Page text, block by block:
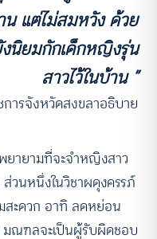
น แต่ไม่สมหวัง ด้วย
นิยมกักเด็กหญิงรุ่น
สาวไว้ในบ้าน ”
การจังหวัดสงขลาอธิบาย
ายามที่จะจำหญิงสาว
วนหนึ่งในวิชาผดุงครรภ์
สะดวก อาทิ ลดหย่อน
มณฑลจะเป็นผู้รับผิดชอบ